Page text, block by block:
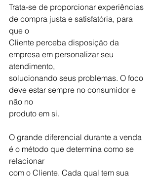
Trata-se de proporcionar experiências
de compra justa e satisfatória, para
que o
Cliente perceba disposição da
empresa em personalizar seu
atendimento,
solucionando seus problemas. O foco
deve estar sempre no consumidor e
não no
produto em si.
O grande diferencial durante a venda
é o método que determina como se
relacionar
com o Cliente. Cada qual tem sua